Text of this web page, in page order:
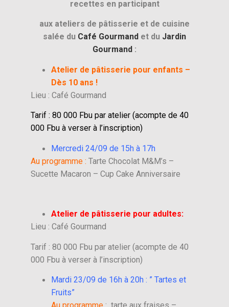
recettes en participant
aux ateliers de pâtisserie et de cuisine
salée du Café Gourmand et du Jardin
Gourmand :
Atelier de pâtisserie pour enfants –
Dès 10 ans !
Lieu : Café Gourmand
Tarif : 80 000 Fbu par atelier (acompte de 40
000 Fbu à verser à l’inscription)
Mercredi 24/09 de 15h à 17h
Au programme : Tarte Chocolat M&M’s –
Sucette Macaron – Cup Cake Anniversaire
Atelier de pâtisserie pour adultes:
Lieu : Café Gourmand
Tarif : 80 000 Fbu par atelier (acompte de 40
000 Fbu à verser à l’inscription)
Mardi 23/09 de 16h à 20h : ” Tartes et
Fruits”